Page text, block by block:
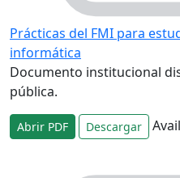
Prácticas del FMI para
informática
Documento institucional
pública.
Abrir PDF Descargar